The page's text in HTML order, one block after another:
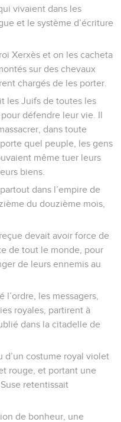
vivaient dans les
et le système d’écriture
Xerxès et on les cacheta
sur des chevaux
chargés de les porter.
les Juifs de toutes les
défendre leur vie. Il
dans toute
quel peuple, les gens
même tuer leurs
biens.
dans l’empire de
du douzième mois,
devait avoir force de
de tout le monde, pour
de leurs ennemis au
les messagers,
royales, partirent à
dans la citadelle de
d’un costume royal violet
rouge, et portant une
retentissait
de bonheur, une